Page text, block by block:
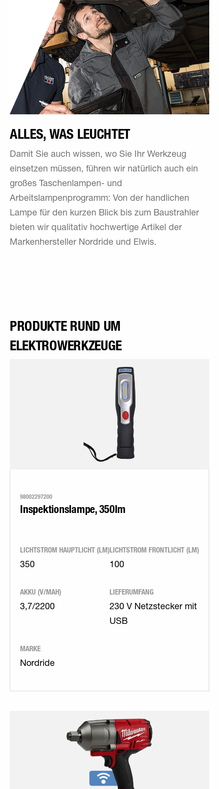
ALLES, WAS LEUCHTET
Damit Sie auch wissen, wo Sie Ihr Werkzeug
einsetzen müssen, führen wir natürlich auch ein
großes Taschenlampen- und
Arbeitslampenprogramm: Von der handlichen
Lampe für den kurzen Blick bis zum Baustrahler
bieten wir qualitativ hochwertige Artikel der
Markenhersteller Nordride und Elwis.
PRODUKTE RUND UM
ELEKTROWERKZEUGE
98002297200
Inspektionslampe, 350lm
LICHTSTROM HAUPTLICHT (LM)
350
LICHTSTROM FRONTLICHT (LM)
100
AKKU (V/MAH)
3,7/2200
LIEFERUMFANG
230 V Netzstecker mit
USB
MARKE
Nordride